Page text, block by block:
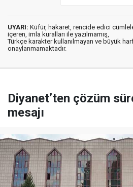
UYARI: Küfür, hakaret, rencide edici
içeren, imla kuralları ile yazılmamış,
Türkçe karakter kullanılmayan ve büyük
onaylanmamaktadır.
Diyanet’ten çözüm
mesajı